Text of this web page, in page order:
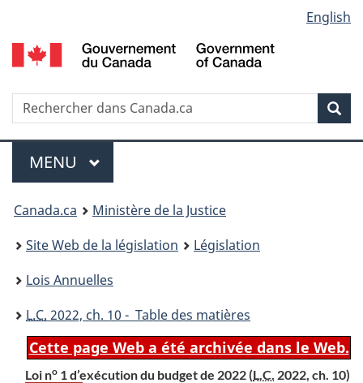
au
contenu
propos
de
la
HTML
simplifiée
selection
English
Recherche
Menu
MENU PRINCIPAL
You
are
here:
Canada.ca
Ministère de la Justice
Site Web de la législation
Législation
Lois Annuelles
L.C. 2022, ch. 10 - Table des matières
Cette page Web a été archivée dans le Web.
Loi no 1 d’exécution du budget de 2022 (L.C. 2022, ch. 10)